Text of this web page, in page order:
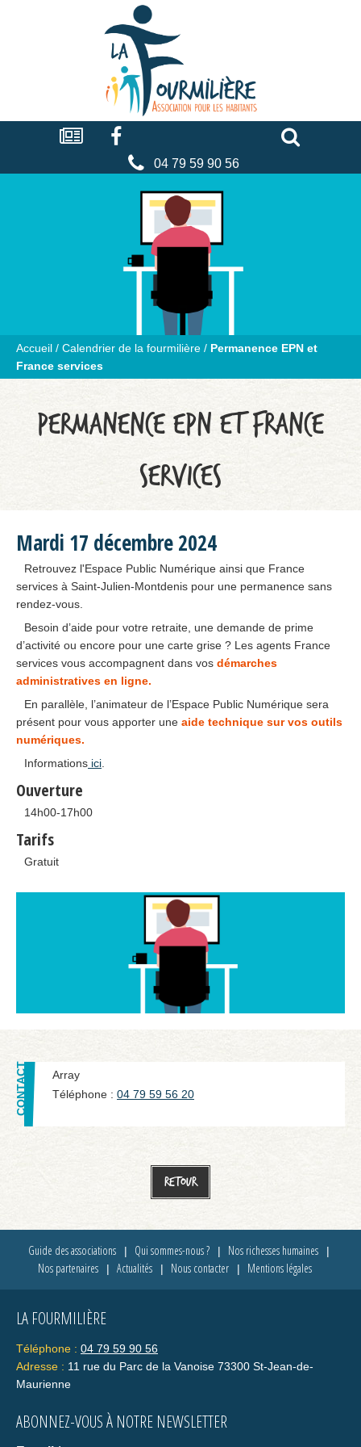
La
fourmilière
Actualités Facebook
04 79 59 90 56
Accueil / Calendrier de la fourmilière / Permanence EPN et
France services
PERMANENCE EPN ET FRANCE
SERVICES
Mardi 17 décembre2024
Retrouvez l'Espace Public Numérique ainsi que France
services à Saint-Julien-Montdenis pour une permanence sans
rendez-vous.
Besoin d’aide pour votre retraite, une demande de prime
d’activité ou encore pour une carte grise ? Les agents France
services vous accompagnent dans vos démarches
administratives en ligne.
En parallèle, l’animateur de l’Espace Public Numérique sera
présent pour vous apporter une aide technique sur vos outils
numériques.
Informations ici
Ouverture
14h00-17h00
Tarifs
Gratuit
Array
Téléphone : 04 79 59 56 20
Retour
Guide des associations Qui sommes-nous ?
Nos richesses humaines
Nos partenaires
Actualités Nous contacter Mentions légales
LA FOURMILIÈRE
Téléphone : 04 79 59 90 56
Adresse : 11 rue du Parc de la Vanoise 73300 St-Jean-de-
Maurienne
ABONNEZ-VOUS À NOTRE NEWSLETTER